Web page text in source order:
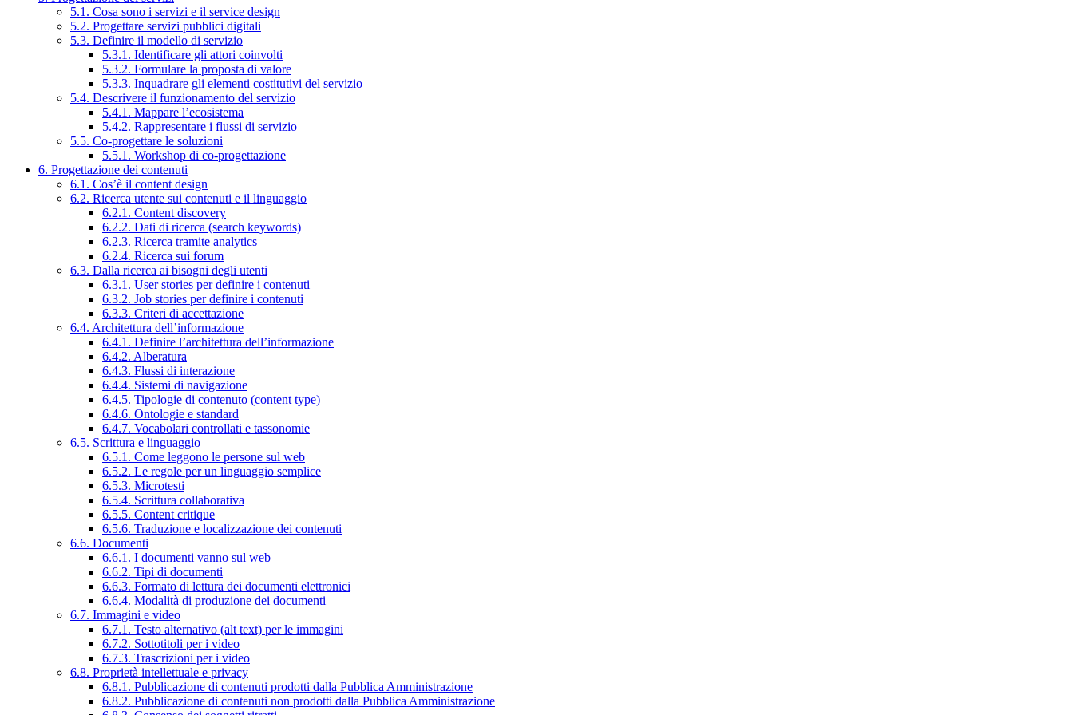
5.1. Cosa sono i servizi e il service design
5.2. Progettare servizi pubblici digitali
5.3. Definire il modello di servizio
5.3.1. Identificare gli attori coinvolti
5.3.2. Formulare la proposta di valore
5.3.3. Inquadrare gli elementi costitutivi del servizio
5.4. Descrivere il funzionamento del servizio
5.4.1. Mappare l’ecosistema
5.4.2. Rappresentare i flussi di servizio
5.5. Co-progettare le soluzioni
5.5.1. Workshop di co-progettazione
6. Progettazione dei contenuti
6.1. Cos’è il content design
6.2. Ricerca utente sui contenuti e il linguaggio
6.2.1. Content discovery
6.2.2. Dati di ricerca (search keywords)
6.2.3. Ricerca tramite analytics
6.2.4. Ricerca sui forum
6.3. Dalla ricerca ai bisogni degli utenti
6.3.1. User stories per definire i contenuti
6.3.2. Job stories per definire i contenuti
6.3.3. Criteri di accettazione
6.4. Architettura dell’informazione
6.4.1. Definire l’architettura dell’informazione
6.4.2. Alberatura
6.4.3. Flussi di interazione
6.4.4. Sistemi di navigazione
6.4.5. Tipologie di contenuto (content type)
6.4.6. Ontologie e standard
6.4.7. Vocabolari controllati e tassonomie
6.5. Scrittura e linguaggio
6.5.1. Come leggono le persone sul web
6.5.2. Le regole per un linguaggio semplice
6.5.3. Microtesti
6.5.4. Scrittura collaborativa
6.5.5. Content critique
6.5.6. Traduzione e localizzazione dei contenuti
6.6. Documenti
6.6.1. I documenti vanno sul web
6.6.2. Tipi di documenti
6.6.3. Formato di lettura dei documenti elettronici
6.6.4. Modalità di produzione dei documenti
6.7. Immagini e video
6.7.1. Testo alternativo (alt text) per le immagini
6.7.2. Sottotitoli per i video
6.7.3. Trascrizioni per i video
6.8. Proprietà intellettuale e privacy
6.8.1. Pubblicazione di contenuti prodotti dalla Pubblica Amministrazione
6.8.2. Pubblicazione di contenuti non prodotti dalla Pubblica Amministrazione